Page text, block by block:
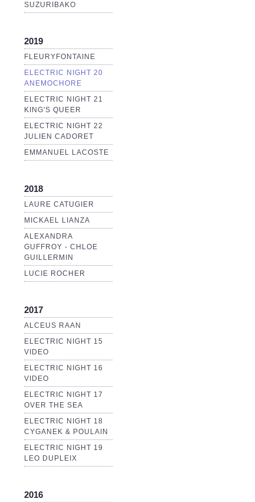
SUZURIBAKO
2019
FLEURYFONTAINE
ELECTRIC NIGHT 20
ANEMOCHORE
ELECTRIC NIGHT 21
KING'S QUEER
ELECTRIC NIGHT 22
JULIEN CADORET
EMMANUEL LACOSTE
2018
LAURE CATUGIER
MICKAEL LIANZA
ALEXANDRA
GUFFROY - CHLOE
GUILLERMIN
LUCIE ROCHER
2017
ALCEUS RAAN
ELECTRIC NIGHT 15
VIDEO
ELECTRIC NIGHT 16
VIDEO
ELECTRIC NIGHT 17
OVER THE SEA
ELECTRIC NIGHT 18
CYGANEK & POULAIN
ELECTRIC NIGHT 19
LEO DUPLEIX
2016